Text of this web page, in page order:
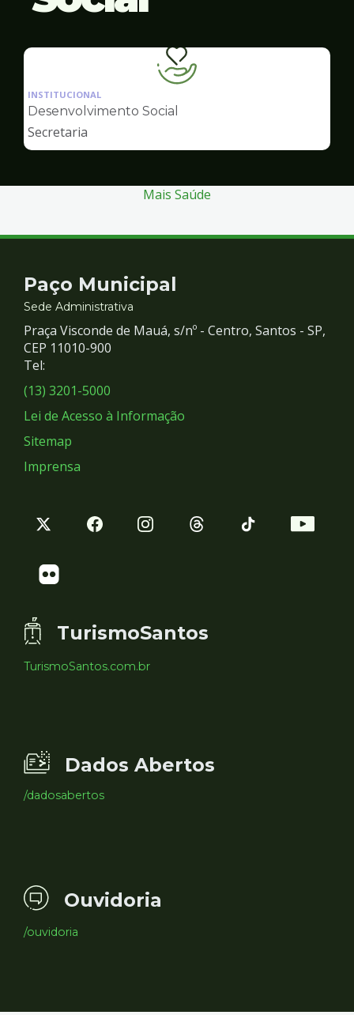
Ilustração
da
pagina
INSTITUCIONAL
Desenvolvimento Social
Secretaria
Mais Saúde
Contato
e
Redes
Sociais
Paço Municipal
Sede Administrativa
Praça Visconde de Mauá, s/nº - Centro, Santos - SP,
CEP 11010-900
Tel:
(13) 3201-5000
Lei de Acesso à Informação
Sitemap
Imprensa
TurismoSantos
TurismoSantos.com.br
Dados Abertos
/dadosabertos
Ouvidoria
/ouvidoria